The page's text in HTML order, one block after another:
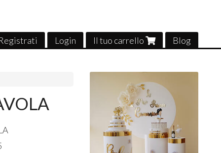
Login Il tuo carrello Blog